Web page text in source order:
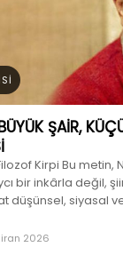
ŞAİR,
Kirpi Bu metin,
bir inkârla değil,
düşünsel, siyasal
2026